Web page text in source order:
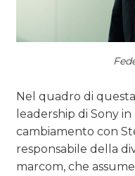
Nel quadro di
leadership di Sony
cambiamento con
responsabile della
marcom, che